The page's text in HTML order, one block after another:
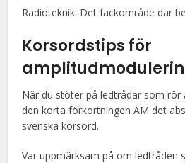
Radioteknik: Det fackområde där
Korsordstips för
När du stöter på ledtrådar som rör
den korta förkortningen AM det
svenska korsord.
Var uppmärksam på om ledtråden